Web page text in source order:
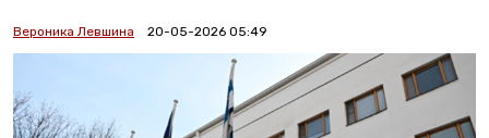
Вероника Левшина 20-05-2026 05:49